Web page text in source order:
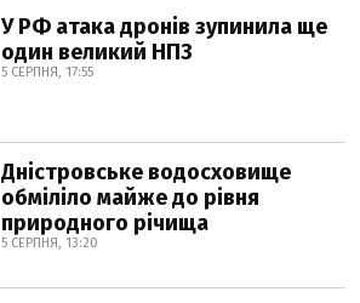
У РФ атака дронів зупинила ще
один великий НПЗ
5 СЕРПНЯ, 17:55
Дністровське водосховище
обміліло майже до рівня
природного річища
5 СЕРПНЯ, 13:20